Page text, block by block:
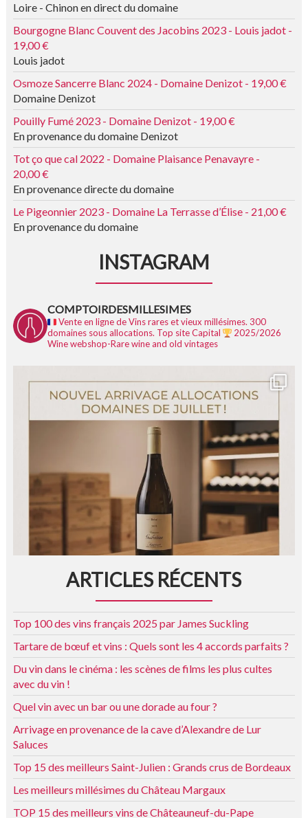
Loire - Chinon en direct du domaine
Bourgogne Blanc Couvent des Jacobins 2023 - Louis jadot -
19,00 €
Louis jadot
Osmoze Sancerre Blanc 2024 - Domaine Denizot - 19,00 €
Domaine Denizot
Pouilly Fumé 2023 - Domaine Denizot - 19,00 €
En provenance du domaine Denizot
Tot ço que cal 2022 - Domaine Plaisance Penavayre -
20,00 €
En provenance directe du domaine
Le Pigeonnier 2023 - Domaine La Terrasse d’Élise - 21,00 €
En provenance du domaine
INSTAGRAM
COMPTOIRDESMILLESIMES
Vente en ligne de Vins rares et vieux millésimes. 300
domaines sous allocations. Top site Capital
2025/2026
Wine webshop-Rare wine and old vintages
ARTICLES RÉCENTS
Top 100 des vins français 2025 par James Suckling
Tartare de bœuf et vins : Quels sont les 4 accords parfaits ?
Du vin dans le cinéma : les scènes de films les plus cultes
avec du vin !
Quel vin avec un bar ou une dorade au four ?
Arrivage en provenance de la cave d’Alexandre de Lur
Saluces
Top 15 des meilleurs Saint-Julien : Grands crus de Bordeaux
Les meilleurs millésimes du Château Margaux
TOP 15 des meilleurs vins de Châteauneuf-du-Pape